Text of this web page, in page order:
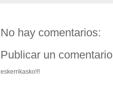
No hay comentarios:
Publicar un comentario
eskerrikasko!!!